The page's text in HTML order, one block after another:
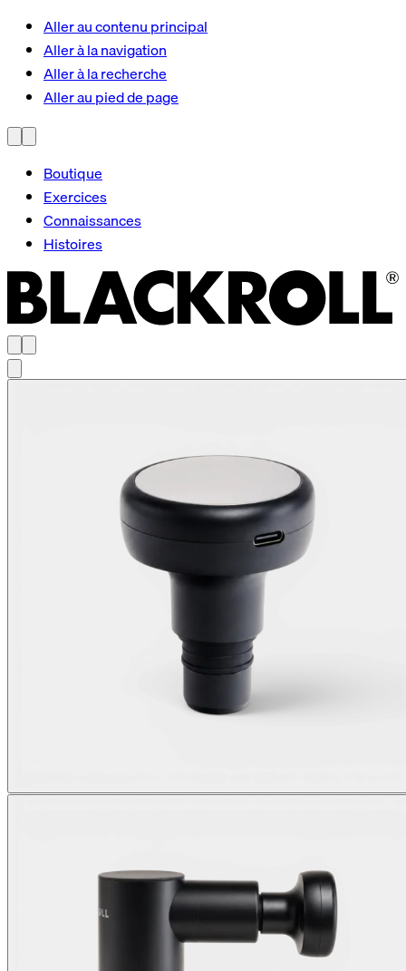
Aller au contenu principal
Aller à la navigation
Aller à la recherche
Aller au pied de page
Boutique
Exercices
Connaissances
Histoires